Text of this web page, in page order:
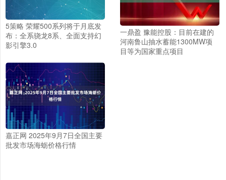
5策略 荣耀500系列将于月底发
布：全系骁龙8系、全面支持幻
影引擎3.0
一鼎盈 豫能控股：目前在建的
河南鲁山抽水蓄能1300MW项
目等为国家重点项目
嘉正网 2025年9月7日全国主要
批发市场海蛎价格行情